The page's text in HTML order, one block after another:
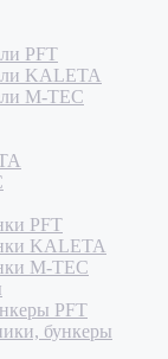
PFT
KALETA
M-TEC
PFT
KALETA
M-TEC
PFT
бункеры